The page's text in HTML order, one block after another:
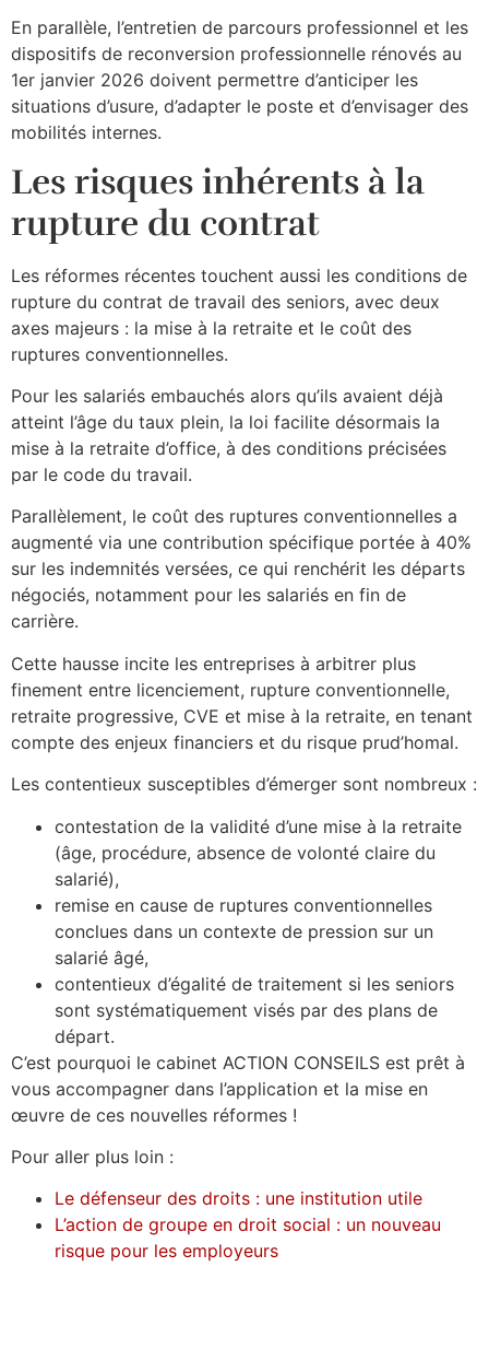
En parallèle, l’entretien de parcours professionnel et les
dispositifs de reconversion professionnelle rénovés au
1er janvier 2026 doivent permettre d’anticiper les
situations d’usure, d’adapter le poste et d’envisager des
mobilités internes.​
Les risques inhérents à la
rupture du contrat
Les réformes récentes touchent aussi les conditions de
rupture du contrat de travail des seniors, avec deux
axes majeurs : la mise à la retraite et le coût des
ruptures conventionnelles.
Pour les salariés embauchés alors qu’ils avaient déjà
atteint l’âge du taux plein, la loi facilite désormais la
mise à la retraite d’office, à des conditions précisées
par le code du travail.​
Parallèlement, le coût des ruptures conventionnelles a
augmenté via une contribution spécifique portée à 40%
sur les indemnités versées, ce qui renchérit les départs
négociés, notamment pour les salariés en fin de
carrière.
Cette hausse incite les entreprises à arbitrer plus
finement entre licenciement, rupture conventionnelle,
retraite progressive, CVE et mise à la retraite, en tenant
compte des enjeux financiers et du risque prud’homal.​
Les contentieux susceptibles d’émerger sont nombreux :
contestation de la validité d’une mise à la retraite
(âge, procédure, absence de volonté claire du
salarié),
remise en cause de ruptures conventionnelles
conclues dans un contexte de pression sur un
salarié âgé,
contentieux d’égalité de traitement si les seniors
sont systématiquement visés par des plans de
départ.
C’est pourquoi le cabinet ACTION CONSEILS est prêt à
vous accompagner dans l’application et la mise en
œuvre de ces nouvelles réformes !
Pour aller plus loin :
Le défenseur des droits : une institution utile
L’action de groupe en droit social : un nouveau
risque pour les employeurs